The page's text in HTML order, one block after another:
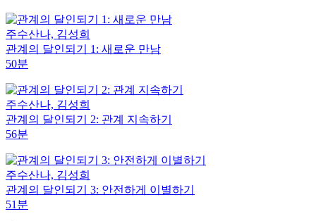
주수산나, 김성희
관계의 달인되기 1: 새로운 만남
50분
주수산나, 김성희
관계의 달인되기 2: 관계 지속하기
56분
주수산나, 김성희
관계의 달인되기 3: 안전하게 이별하기
51분